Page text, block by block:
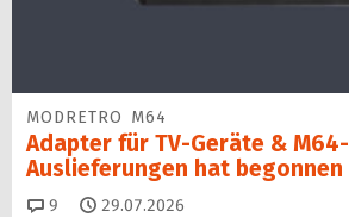
MODRETRO M64
Adapter für TV-Geräte & M64-
Auslieferungen hat begon­nen
9 Kommentare
29.07.2026